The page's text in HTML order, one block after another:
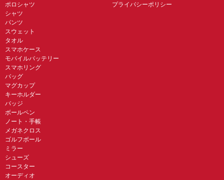
ポロシャツ
シャツ
パンツ
スウェット
タオル
スマホケース
モバイルバッテリー
スマホリング
バッグ
マグカップ
キーホルダー
バッジ
ボールペン
ノート・手帳
メガネクロス
ゴルフボール
ミラー
シューズ
コースター
オーディオ
プライバシーポリシー